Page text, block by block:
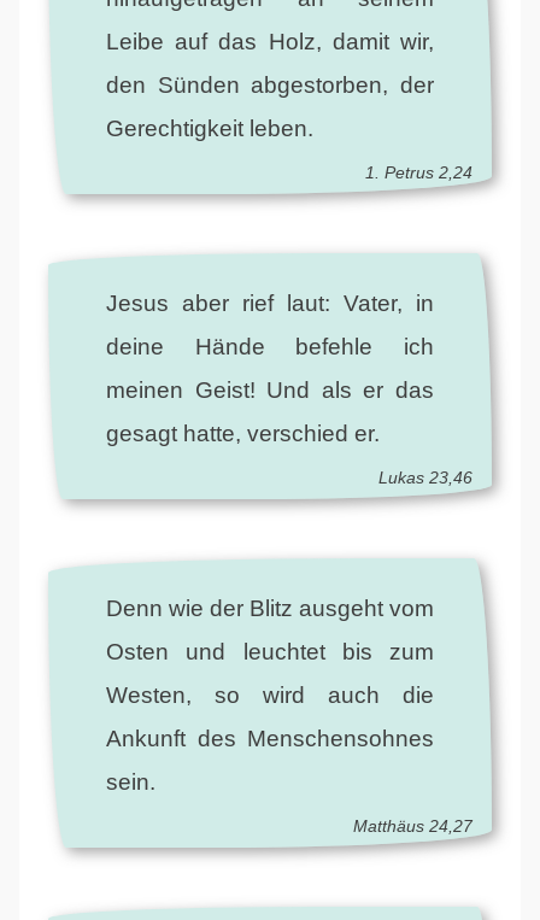
Leibe auf das Holz, damit wir,
den Sünden abgestorben, der
Gerechtigkeit leben.
1. Petrus 2,24
Jesus aber rief laut: Vater, in
deine Hände befehle ich
meinen Geist! Und als er das
gesagt hatte, verschied er.
Lukas 23,46
Denn wie der Blitz ausgeht vom
Osten und leuchtet bis zum
Westen, so wird auch die
Ankunft des Menschensohnes
sein.
Matthäus 24,27